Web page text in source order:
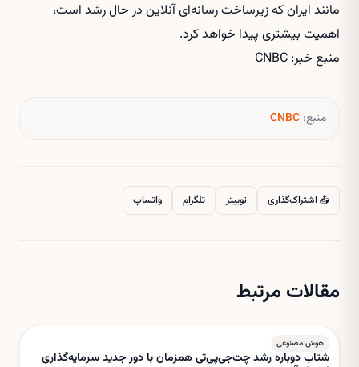
مانند ایران که زیرساخت رسانه‌ای آنلاین در حال رشد است،
اهمیت بیشتری پیدا خواهد کرد.
منبع خبر: CNBC
منبع: CNBC
📤 اشتراک‌گذاری توییتر تلگرام واتساپ
مقالات مرتبط
هوش مصنوعی
شتاب دوباره رشد چت‌جی‌پی‌تی همزمان با دور جدید سرمایه‌گذاری